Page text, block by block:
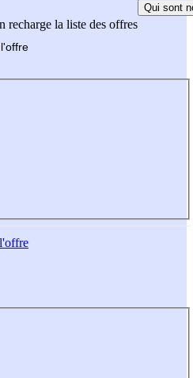
recharge la liste des offres
Qui sont